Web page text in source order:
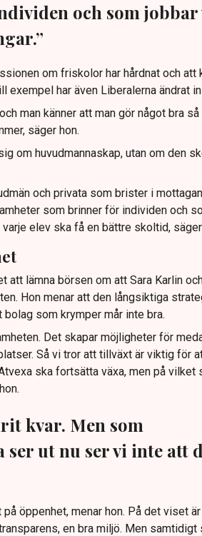
och som jobbar
om friskolor har hårdnat och att
exempel har även Liberalerna ändrat
man känner att man gör något bra
säger hon.
om huvudmannaskap, utan om den
och privata som brister i
som brinner för individen och
elev ska få en bättre skoltid, säger
att lämna börsen om att Sara Karlin
Hon menar att den långsiktiga
som krymper mår inte bra.
Det skapar möjligheter för
Så vi tror att tillväxt är viktig för
ska fortsätta växa, men på vilket
kvar. Men som
ut nu ser vi inte att
öppenhet, menar hon. På det viset
en bra miljö. Men samtidigt